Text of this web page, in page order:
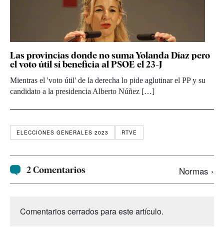
Las provincias donde no suma Yolanda Díaz pero
el voto útil sí beneficia al PSOE el 23-J
Mientras el 'voto útil' de la derecha lo pide aglutinar el PP y su
candidato a la presidencia Alberto Núñez […]
ELECCIONES GENERALES 2023 RTVE
2 Comentarios Normas ›
Comentarios cerrados para este artículo.